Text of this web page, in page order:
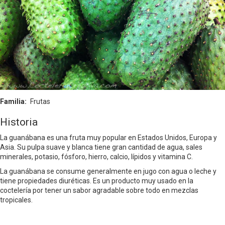
Familia Frutas
Historia
La guanábana es una fruta muy popular en Estados Unidos, Europa y
Asia. Su pulpa suave y blanca tiene gran cantidad de agua, sales
minerales, potasio, fósforo, hierro, calcio, lípidos y vitamina C.
La guanábana se consume generalmente en jugo con agua o leche y
tiene propiedades diuréticas. Es un producto muy usado en la
coctelería por tener un sabor agradable sobre todo en mezclas
tropicales.